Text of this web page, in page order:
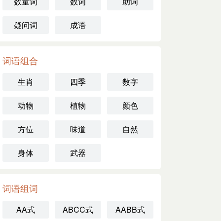
疑问词 成语
词语组合
生肖 四季 数字
动物 植物 颜色
方位 味道 自然
身体 武器
词语组词
AA式 ABCC式 AABB式